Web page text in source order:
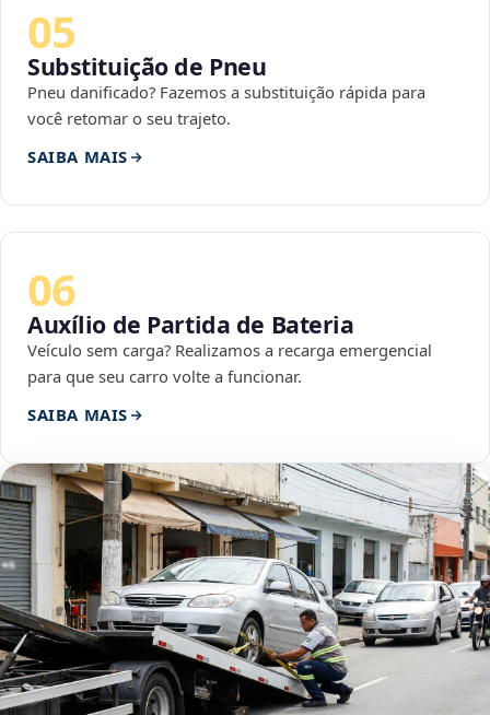
05
Substituição de Pneu
Pneu danificado? Fazemos a substituição rápida para
você retomar o seu trajeto.
SAIBA MAIS
06
Auxílio de Partida de Bateria
Veículo sem carga? Realizamos a recarga emergencial
para que seu carro volte a funcionar.
SAIBA MAIS